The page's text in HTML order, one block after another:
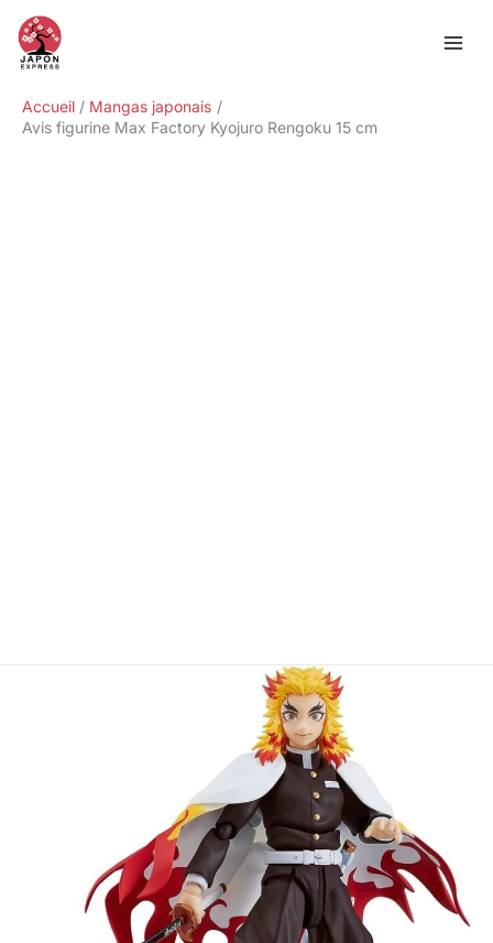
contenu
Accueil
Mangas japonais
Avis figurine Max Factory Kyojuro Rengoku 15 cm
Rechercher